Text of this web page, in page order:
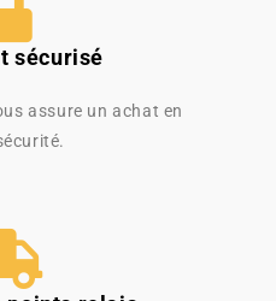
sécurisé
assure un achat en